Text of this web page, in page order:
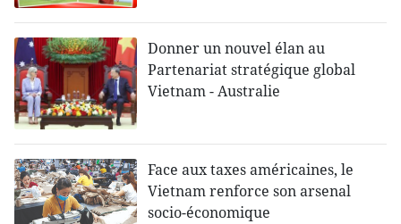
Donner un nouvel élan au
Partenariat stratégique global
Vietnam - Australie
Face aux taxes américaines, le
Vietnam renforce son arsenal
socio-économique